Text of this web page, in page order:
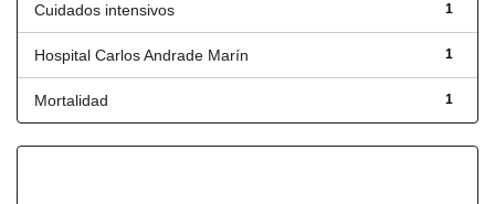
1
Cuidados intensivos
1
Hospital Carlos Andrade Marín
1
Mortalidad